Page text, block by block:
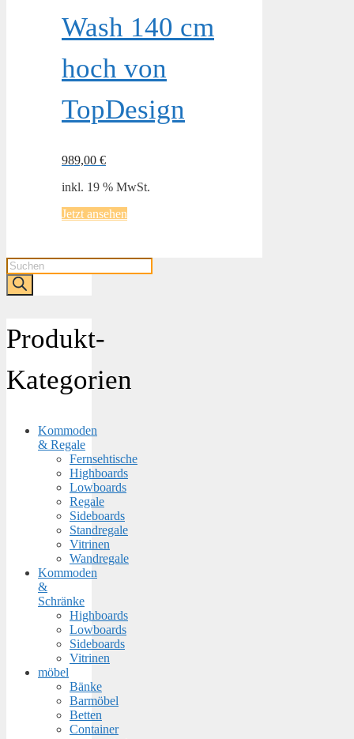
Wash 140 cm
hoch von
TopDesign
989,00 €
inkl. 19 % MwSt.
Jetzt ansehen
Products
search
Produkt-
Kategorien
Kommoden
& Regale
Fernsehtische
Highboards
Lowboards
Regale
Sideboards
Standregale
Vitrinen
Wandregale
Kommoden
&
Schränke
Highboards
Lowboards
Sideboards
Vitrinen
möbel
Bänke
Barmöbel
Betten
Container